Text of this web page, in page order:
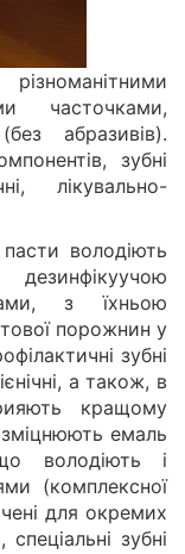
часточками,
абразивів).
зубні
лікувально-
пасти володіють
з їхньою
порожнин у
зубні
а також, в
кращому
емаль
володіють і
(комплексної
для окремих
зубні